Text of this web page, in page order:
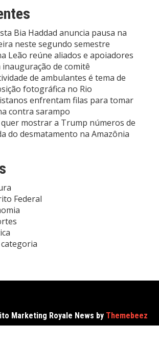
Bia Haddad anuncia pausa na
neste segundo semestre
Leão reúne aliados e apoiadores
inauguração de comitê
de ambulantes é tema de
fotográfica no Rio
enfrentam filas para tomar
contra sarampo
mostrar a Trump números de
do desmatamento na Amazônia
Federal
categoria
Marketing Royale News by Themebeez